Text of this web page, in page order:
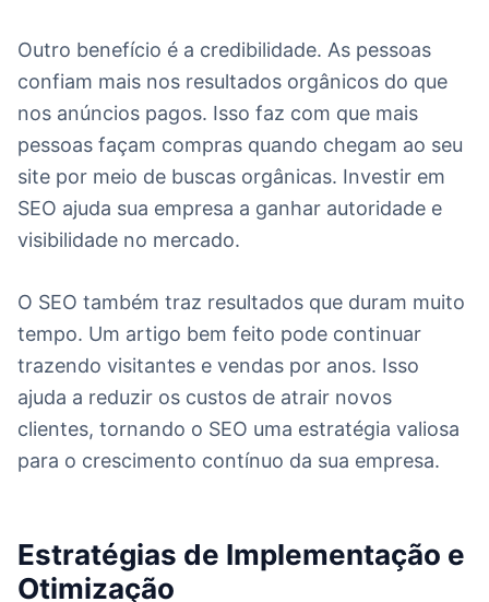
Outro benefício é a credibilidade. As pessoas
confiam mais nos resultados orgânicos do que
nos anúncios pagos. Isso faz com que mais
pessoas façam compras quando chegam ao seu
site por meio de buscas orgânicas. Investir em
SEO ajuda sua empresa a ganhar autoridade e
visibilidade no mercado.
O SEO também traz resultados que duram muito
tempo. Um artigo bem feito pode continuar
trazendo visitantes e vendas por anos. Isso
ajuda a reduzir os custos de atrair novos
clientes, tornando o SEO uma estratégia valiosa
para o crescimento contínuo da sua empresa.
Estratégias de Implementação e
Otimização